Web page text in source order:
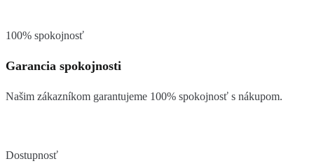
100% spokojnosť
Garancia spokojnosti
Našim zákazníkom garantujeme 100% spokojnosť s nákupom.
Dostupnosť